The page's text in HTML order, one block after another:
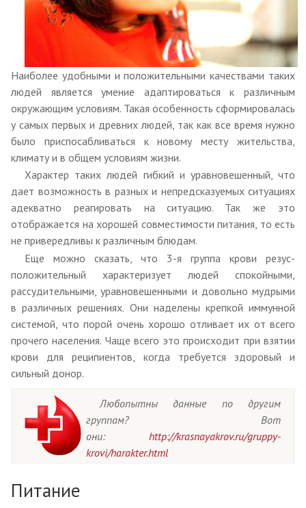
Наиболее удобными и положительными качествами таких
людей является умение адаптироваться к различным
окружающим условиям. Такая особенность сформировалась
у самых первых и древних людей, так как все время нужно
было приспосабливаться к новому месту жительства,
климату и в общем условиям жизни.
Характер таких людей гибкий и уравновешенный, что
дает возможность в разных и непредсказуемых ситуациях
адекватно реагировать на ситуацию. Так же это
отображается на хорошей совместимости питания, то есть
не привередливы к различным блюдам.
Еще можно сказать, что 3-я группа крови резус-
положительный характеризует людей спокойными,
рассудительными, уравновешенными и довольно мудрыми
в различных решениях. Они наделены крепкой иммунной
системой, что порой очень хорошо отливает их от всего
прочего населения. Чаще всего это происходит при взятии
крови для реципиентов, когда требуется здоровый и
сильный донор.
Любопытны данные по другим
группам? Вот
они: http://krasnayakrov.ru/gruppy-
krovi/harakter.html
Питание